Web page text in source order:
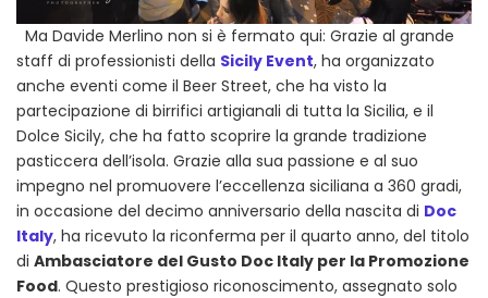
Ma Davide Merlino non si è fermato qui: Grazie al grande
staff di professionisti della Sicily Event, ha organizzato
anche eventi come il Beer Street, che ha visto la
partecipazione di birrifici artigianali di tutta la Sicilia, e il
Dolce Sicily, che ha fatto scoprire la grande tradizione
pasticcera dell’isola. Grazie alla sua passione e al suo
impegno nel promuovere l’eccellenza siciliana a 360 gradi,
in occasione del decimo anniversario della nascita di Doc
Italy, ha ricevuto la riconferma per il quarto anno, del titolo
di Ambasciatore del Gusto Doc Italy per la Promozione
Food. Questo prestigioso riconoscimento, assegnato solo